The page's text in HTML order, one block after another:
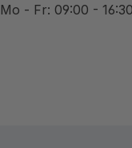
Mo - Fr: 09:00 -